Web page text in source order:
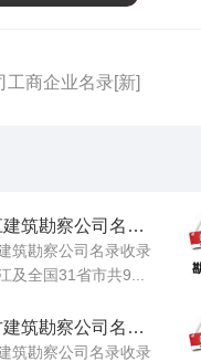
工商企业名录[新]
黑龙江建筑勘察公司名录大全
筑勘察公司名录收录
及全国31省市共9...
内蒙古建筑勘察公司名录大全
筑勘察公司名录收录